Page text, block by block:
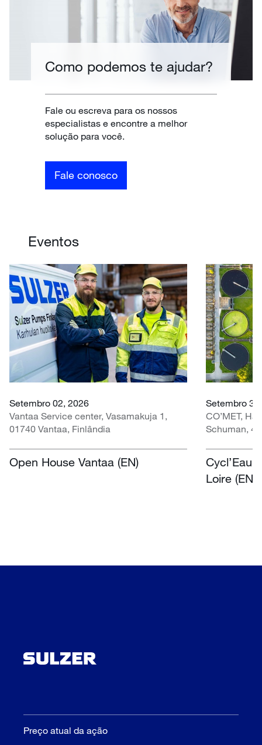
Como podemos te ajudar?
Fale ou escreva para os nossos
especialistas e encontre a melhor
solução para você.
Fale conosco
Eventos
Setembro 02, 2026
Vantaa Service center, Vasamakuja 1,
01740 Vantaa, Finlândia
Open House Vantaa (EN)
Setembro
CO’MET,
Schuman,
Cycl’Eau
Loire (EN)
Preço atual da ação